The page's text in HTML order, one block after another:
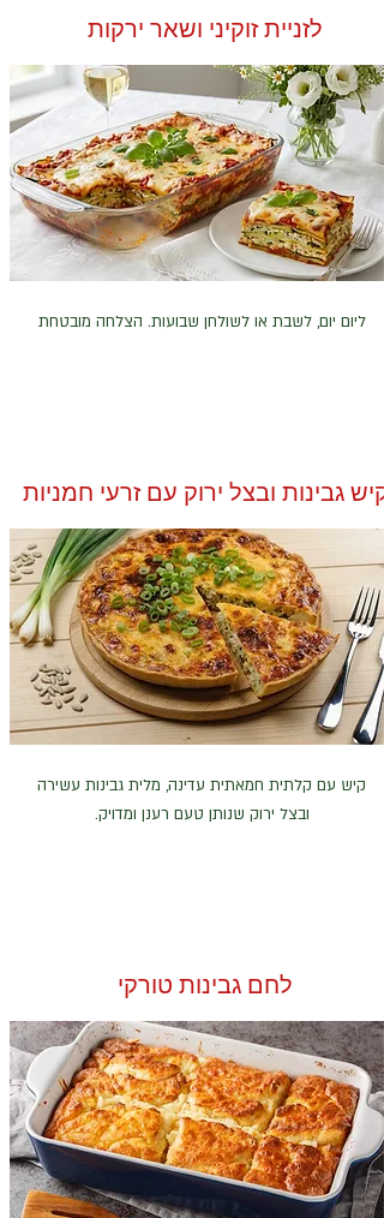
לזניית זוקיני ושאר ירקות
ליום יום, לשבת או לשולחן שבועות. הצלחה מובטחת
קיש גבינות ובצל ירוק עם זרעי חמניות
קיש עם קלתית חמאתית עדינה, מלית גבינות עשירה
ובצל ירוק שנותן טעם רענן ומדויק.
לחם גבינות טורקי